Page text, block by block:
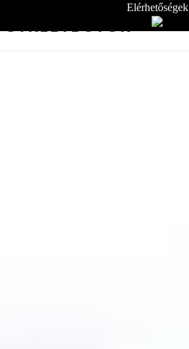
STREETBÚTOR
Elérhetőségek